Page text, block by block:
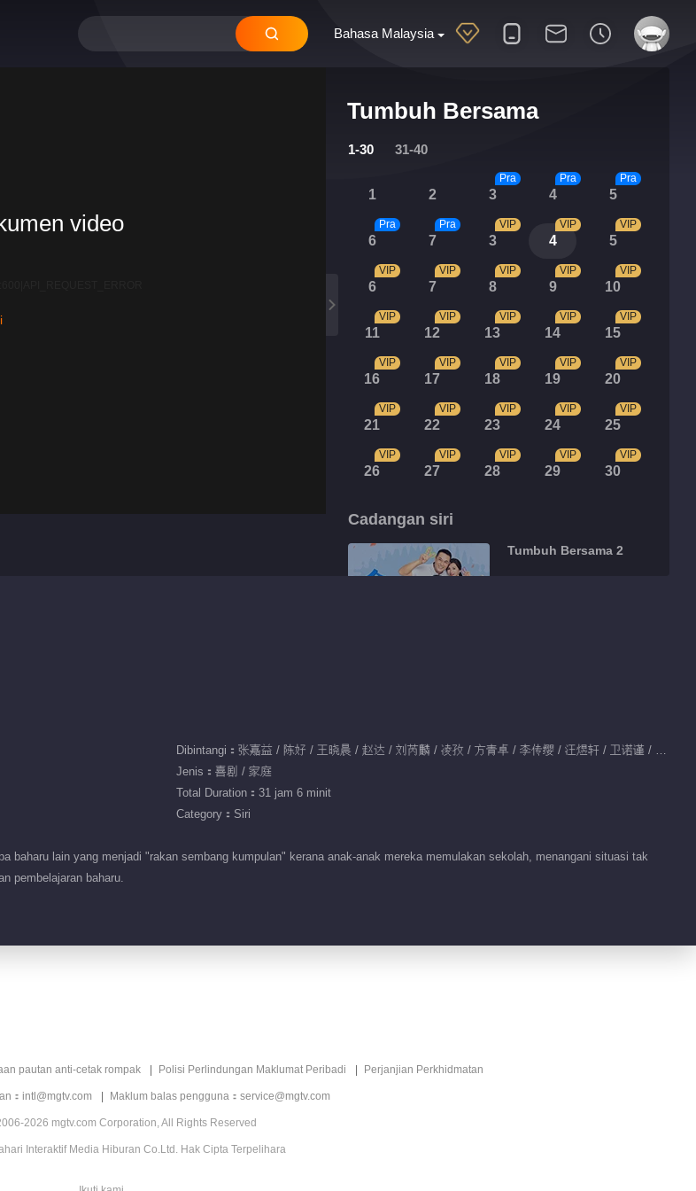
Bahasa Malaysia
Tumbuh Bersama
1-30 31-40
1 2 3
Pra
4
Pra
5
Pra
6
Pra
7
Pra
3
VIP
4
VIP
5
VIP
6
VIP
7
VIP
8
VIP
9
VIP
10
VIP
11
VIP
12
VIP
13
VIP
14
VIP
15
VIP
16
VIP
17
VIP
18
VIP
19
VIP
20
VIP
21
VIP
22
VIP
23
VIP
24
VIP
25
VIP
26
VIP
27
VIP
28
VIP
29
VIP
30
VIP
Cadangan siri
Tumbuh Bersama 2
Tidbit EP 10 No.64
video
Dibintangi：张嘉益 / 陈好 / 王晓晨 / 赵达 / 刘芮麟 / 凌孜 / 方青卓 / 李传缨 / 汪煜轩 / 卫诺谨 / 孙思程 / 殷晨曦
Jenis：喜剧 / 家庭
Total Duration：31 jam 6 minit
Category：Siri
baharu lain yang menjadi "rakan sembang kumpulan" kerana anak-anak mereka memulakan sekolah, menangani situasi tak
pembelajaran baharu.
pautan anti-cetak rompak Polisi Perlindungan Maklumat Peribadi Perjanjian Perkhidmatan
：intl@mgtv.com Maklum balas pengguna：service@mgtv.com
2026 mgtv.com Corporation, All Rights Reserved
Interaktif Media Hiburan Co.Ltd. Hak Cipta Terpelihara